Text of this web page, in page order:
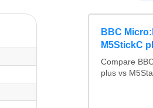
BBC
M5StickC
Compare
plus vs